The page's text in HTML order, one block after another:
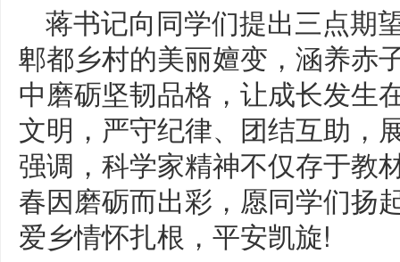
蒋书记向同学们提出三点期
郫都乡村的美丽嬗变，涵养赤
中磨砺坚韧品格，让成长发生
文明，严守纪律、团结互助，
强调，科学家精神不仅存于教
春因磨砺而出彩，愿同学们扬
爱乡情怀扎根，平安凯旋!